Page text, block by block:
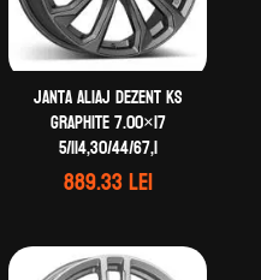
Janta aliaj DEZENT KS
graphite 7.00×17
5/114,30/44/67,1
889.33lei